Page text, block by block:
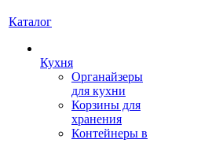
Каталог
Кухня
Органайзеры
для кухни
Корзины для
хранения
Контейнеры в